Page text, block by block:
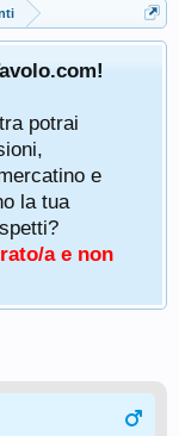
potrai
e
la tua
a e non